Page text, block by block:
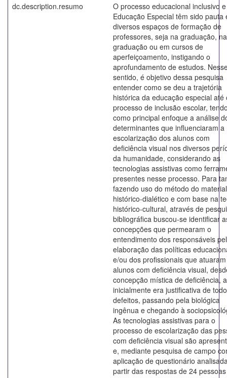
dc.description.resumo
O processo educacional inclusivo
Educação Especial têm sido pauta
diversos espaços de formação de
professores, seja na graduação,
graduação ou em cursos de
aperfeiçoamento, instigando o
aprofundamento de estudos.
sentido, é objetivo dessa pesquisa
entender como se deu a trajetória
histórica da educação especial até
processo de inclusão escolar,
como principal enfoque a análise
determinantes que influenciaram a
escolarização dos alunos com
deficiência visual nos diversos
da humanidade, considerando as
tecnologias assistivas como
presentes nesse processo. Para
fazendo uso do método do
histórico-dialético e com base na
histórico-cultural, através de
bibliográfica buscou-se identificar
concepções que permearam o
entendimento dos responsáveis
elaboração das políticas
e/ou dos profissionais que
alunos com deficiência visual,
concepção mística de deficiência,
inicialmente era justificativa de
defeitos, passando pela biológica
ingênua e chegando à
As tecnologias assistivas para o
processo de escolarização das
com deficiência visual são
e, mediante pesquisa de campo
aplicação de questionário
partir das respostas de 24